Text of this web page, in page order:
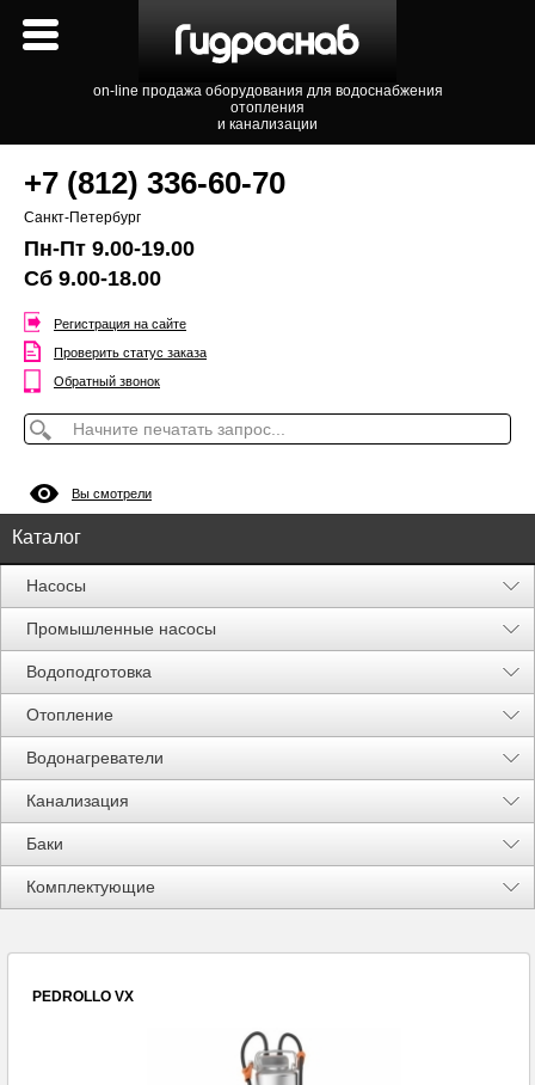
on-line продажа оборудования для водоснабжения
отопления
и канализации
+7 (812) 336-60-70
Санкт-Петербург
Пн-Пт 9.00-19.00
Сб 9.00-18.00
Регистрация на сайте
Проверить статус заказа
Обратный звонок
Вы смотрели
Каталог
Насосы
Промышленные насосы
Водоподготовка
Отопление
Водонагреватели
Канализация
Баки
Комплектующие
Акции %
PEDROLLO VX